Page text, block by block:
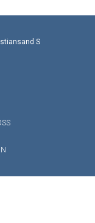
S